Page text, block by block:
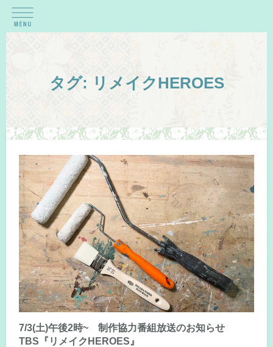
タグ: リメイクHEROES
7/3(土)午後2時~ 制作協力番組放送のお知らせ
TBS『リメイクHEROES』